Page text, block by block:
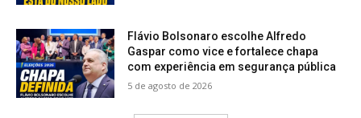
Flávio Bolsonaro escolhe Alfredo
Gaspar como vice e fortalece chapa
com experiência em segurança pública
5 de agosto de 2026